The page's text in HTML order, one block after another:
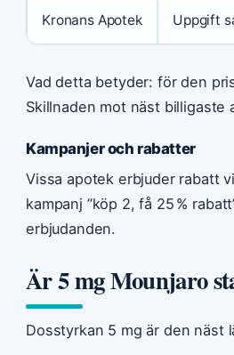
Kronans Apotek Uppgift
Vad detta betyder: för den
Skillnaden mot näst billigaste
Kampanjer och rabatter
Vissa apotek erbjuder rabatt
kampanj ”köp 2, få 25 %
erbjudanden.
Är 5 mg Mounjaro
Dosstyrkan 5 mg är den näst